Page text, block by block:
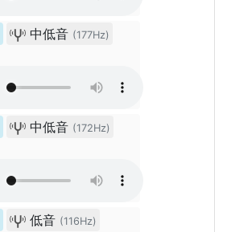
中低音 (177Hz)
中低音 (172Hz)
低音 (116Hz)